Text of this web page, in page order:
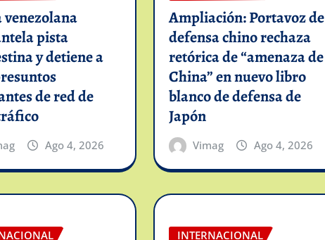
venezolana
pista
y detiene a
de red de
Ago 4, 2026
Ampliación: Portavoz de
defensa chino rechaza
retórica de “amenaza de
China” en nuevo libro
blanco de defensa de
Japón
Vimag Ago 4, 2026
INTERNACIONAL